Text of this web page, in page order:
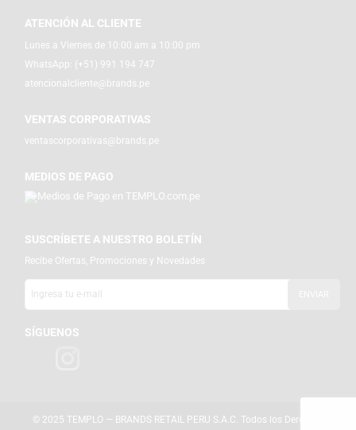
ATENCIÓN AL CLIENTE
Lunes a Viernes de 10:00 am a 10:00 pm
WhatsApp: (+51) 991 194 747
atencionalcliente@brands.pe
VENTAS CORPORATIVAS
ventascorporativas@brands.pe
MEDIOS DE PAGO
SUSCRÍBETE A NUESTRO BOLETÍN
Recibe Ofertas, Promociones y Novedades
SÍGUENOS
© 2025 TEMPLO — BRANDS RETAIL PERU S.A.C. Todos los Derechos